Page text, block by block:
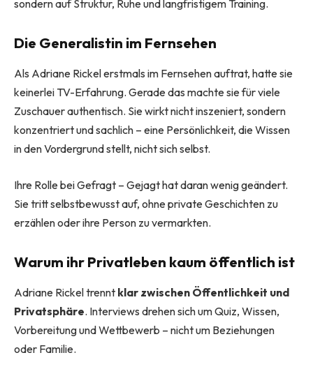
sondern auf Struktur, Ruhe und langfristigem Training.
Die Generalistin im Fernsehen
Als Adriane Rickel erstmals im Fernsehen auftrat, hatte sie
keinerlei TV-Erfahrung. Gerade das machte sie für viele
Zuschauer authentisch. Sie wirkt nicht inszeniert, sondern
konzentriert und sachlich – eine Persönlichkeit, die Wissen
in den Vordergrund stellt, nicht sich selbst.
Ihre Rolle bei Gefragt – Gejagt hat daran wenig geändert.
Sie tritt selbstbewusst auf, ohne private Geschichten zu
erzählen oder ihre Person zu vermarkten.
Warum ihr Privatleben kaum öffentlich ist
Adriane Rickel trennt klar zwischen Öffentlichkeit und
Privatsphäre. Interviews drehen sich um Quiz, Wissen,
Vorbereitung und Wettbewerb – nicht um Beziehungen
oder Familie.